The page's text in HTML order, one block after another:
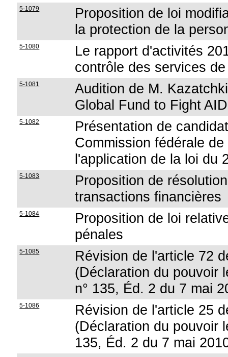
5-1079
Proposition de loi
la protection de la
5-1080
Le rapport d'activités
contrôle des services
5-1081
Audition de M.
Global Fund to Fight
5-1082
Présentation de
Commission fédérale
l'application de la loi du
5-1083
Proposition de
transactions financières
5-1084
Proposition de loi
pénales
5-1085
Révision de l'article 72
(Déclaration du pouvoir
n° 135, Éd. 2 du 7 mai
5-1086
Révision de l'article 25
(Déclaration du pouvoir
135, Éd. 2 du 7 mai